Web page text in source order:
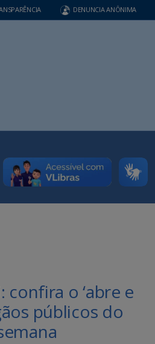
DENUNCIA ANÔNIMA
confira o ‘abre e
públicos do